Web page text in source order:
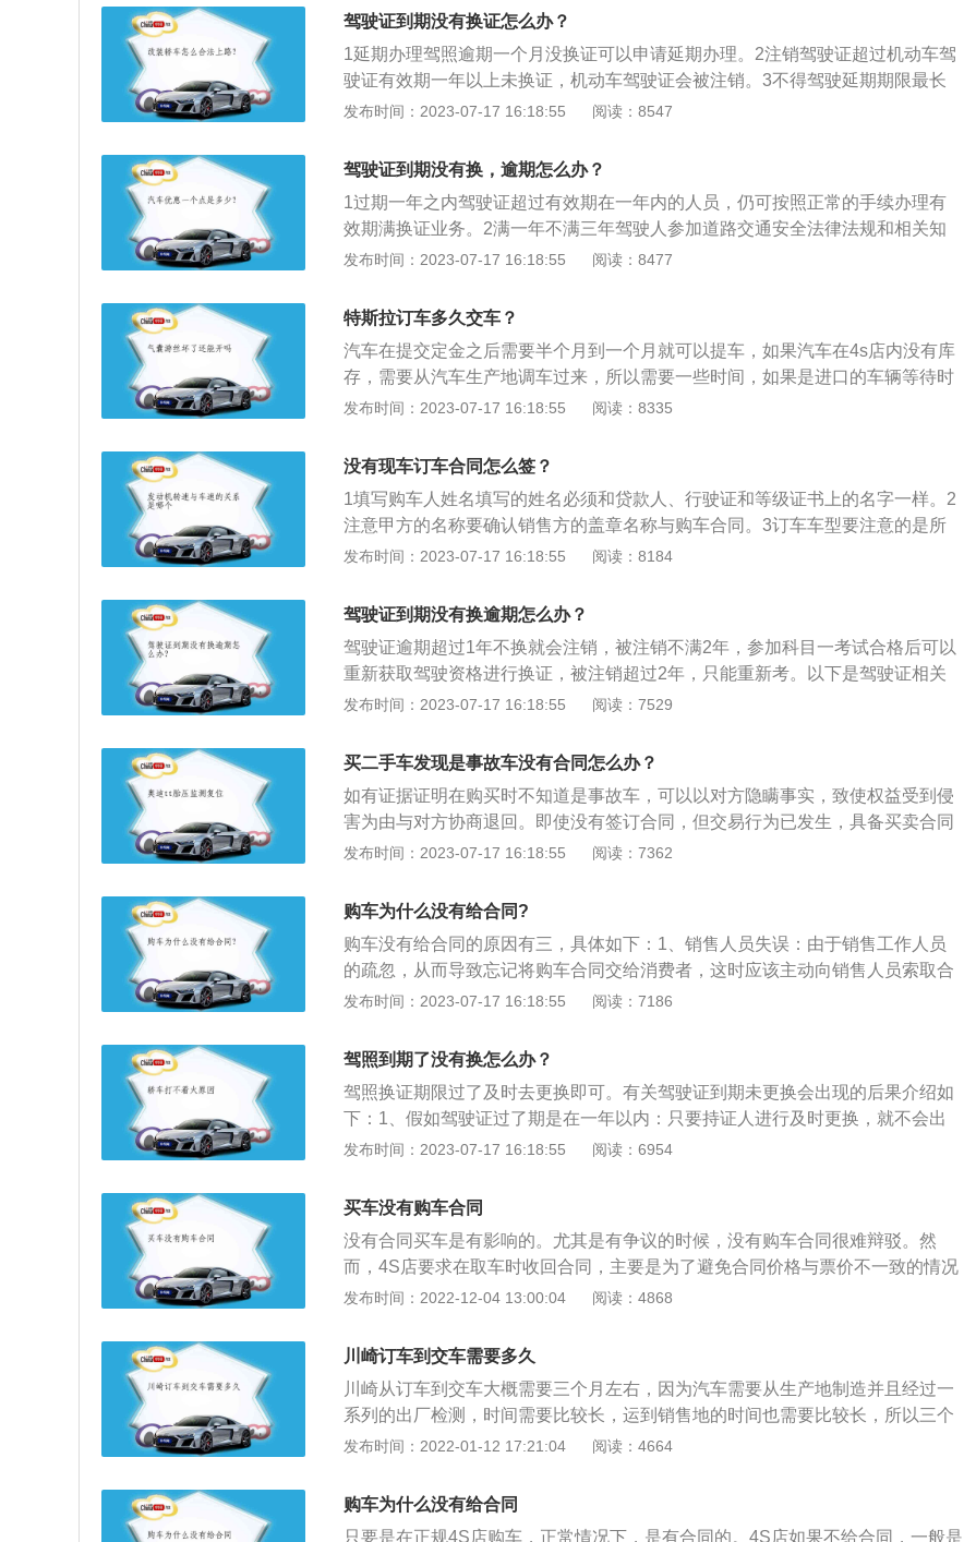
质及资料通过审核后，即可签订合同，并办理抵押登记和保险等手续，签订车辆
贷款抵押合同，银行一份，客户一份，还要签汽车销售合同，车商一份，客户一
份，银行一份，未通过审批，银行会向借款人进行说明。
驾驶证到期没有换证怎么办？
1延期办理驾照逾期一个月没换证可以申请延期办理。2注销驾驶证超过机动车驾
驶证有效期一年以上未换证，机动车驾驶证会被注销。3不得驾驶延期期限最长
不超过三年，延期期间机动车驾驶人不得驾驶机动车。
发布时间：2023-07-17 16:18:55 阅读：8547
驾驶证到期没有换，逾期怎么办？
1过期一年之内驾驶证超过有效期在一年内的人员，仍可按照正常的手续办理有
效期满换证业务。2满一年不满三年驾驶人参加道路交通安全法律法规和相关知
识考试合格后，可以恢复驾驶资格。3满三年驾驶证已被注销，需要重新报考。
发布时间：2023-07-17 16:18:55 阅读：8477
特斯拉订车多久交车？
汽车在提交定金之后需要半个月到一个月就可以提车，如果汽车在4s店内没有库
存，需要从汽车生产地调车过来，所以需要一些时间，如果是进口的车辆等待时
候更久。以下是关于特斯拉的具体介绍：历史背景：特斯拉(Tesla)，是一家美国
托（Palo-Alto），2003年7月1日，由马丁·艾伯哈德和马克·塔彭宁共同创立，创
始人将公司命名为“特斯拉汽车”，以纪念物理学家尼古拉·特斯拉。主要车型：特
斯拉车型有Roadster、ModelS、ModelX、Model3、ModelY等。
发布时间：2023-07-17 16:18:55 阅读：8335
没有现车订车合同怎么签？
1填写购车人姓名填写的姓名必须和贷款人、行驶证和等级证书上的名字一样。2
注意甲方的名称要确认销售方的盖章名称与购车合同。3订车车型要注意的是所
定车型。4确认价格一定要写最后4S店承诺的价格。5违约责任要明确购车合同中
发布时间：2023-07-17 16:18:55 阅读：8184
驾驶证到期没有换逾期怎么办？
驾驶证逾期超过1年不换就会注销，被注销不满2年，参加科目一考试合格后可以
重新获取驾驶资格进行换证，被注销超过2年，只能重新考。以下是驾驶证相关
内容的介绍：1、考取驾驶证的条件：身高符合车型要求。视力不色盲。听力正
能正常。2、证件：驾驶证超过有效期在一年内，仍可按照正常的手续办理有效
期满换证业务，即持县级或者部队团级以上医疗机构出具的身体条件证明、本人
身份证明原件及复印件、驾驶证原件、机动车驾驶证申请表、3张近期1寸白背景
免冠彩色照片，就近选择交警支队、车辆管理所分所及交管部门授权的公安医院
一站式单位办理换证业务。
发布时间：2023-07-17 16:18:55 阅读：7529
买二手车发现是事故车没有合同怎么办？
如有证据证明在购买时不知道是事故车，可以以对方隐瞒事实，致使权益受到侵
害为由与对方协商退回。即使没有签订合同，但交易行为已发生，具备买卖合同
的事实。识别事故车的招式：1、第一招：问检测中心：主流车型无论在哪个城
询到。在买进一辆二手车之前，很有必要跑一趟4S店，查询一下该车的维修保养
记录。2、第二招：查保险：国内大大小小的保险公司，都已实现了信息共享。
之前出过的事故，哪怕更换了保险公司，记录仍然存在。而且即使更换再多车
主，只要车架号不变，车辆的事故记录就一直会延续。3、第三招：看内饰：比
起外观，内饰更能反映出一辆车的新旧。例如方向盘在每天的转动中，与手掌摩
程度。另外，把车内的所有配置功能都用一遍，也能判断这辆是不是“翻新车”。
例如，如果多次开关天窗并不是很灵便，那这辆车很有可能出过翻车的大事故。
发布时间：2023-07-17 16:18:55 阅读：7362
购车为什么没有给合同?
购车没有给合同的原因有三，具体如下：1、销售人员失误：由于销售工作人员
的疏忽，从而导致忘记将购车合同交给消费者，这时应该主动向销售人员索取合
同；2、4S店收回合同：4S店在与客户签订合同时，虽然在合同内明确标明各项
问题，部分4S店会在提车之后收回购车合同；3、经销商收回合同：为了后期服
务时规避一些责任，并防止客户再次审核合同，经销商会在购车时收回合同或提
车后收回。
发布时间：2023-07-17 16:18:55 阅读：7186
驾照到期了没有换怎么办？
驾照换证期限过了及时去更换即可。有关驾驶证到期未更换会出现的后果介绍如
下：1、假如驾驶证过了期是在一年以内：只要持证人进行及时更换，就不会出
现什么异常情况。2、假如驾驶证过期时间是在一年以上、三年以内：这是驾驶
通过后才可领回驾驶证。3、驾驶证过期时间超过了三年或以上：那么驾驶证就
会被强制注销，这时候就只能再次报名驾校，重新参加考试考取驾驶证。
发布时间：2023-07-17 16:18:55 阅读：6954
买车没有购车合同
没有合同买车是有影响的。尤其是有争议的时候，没有购车合同很难辩驳。然
而，4S店要求在取车时收回合同，主要是为了避免合同价格与票价不一致的情况
泄露，给4S造成不必要的麻烦。然而，因为这种行为本身是非法的，当4S商店要
购销合同，是保证经销商和购车人双方利益的重要文件。在签订购车合同时，应
明确约定车辆品牌、车辆识别号、发动机号、车架号、车身颜色等车辆信息。同
时，应注意明确违约责任、解决办法和合同管辖权的必要性。在签订购车合同
时，要明确规定汽车的品牌、车号、发动机号、车号(车架号)等汽车应具备的要
素，尤其是车号和车号要同时书写，避免汽车经销商掉包；主要车辆配置、颜色
价(裸车价格或包车价格)、支付方式和期限。在采购合同中，应特别注意明确违
约责任，并约定结算方式和合同管辖。例如，如果经销商延迟交付车辆，应支付
发布时间：2022-12-04 13:00:04 阅读：4868
川崎订车到交车需要多久
川崎从订车到交车大概需要三个月左右，因为汽车需要从生产地制造并且经过一
系列的出厂检测，时间需要比较长，运到销售地的时间也需要比较长，所以三个
月左右的等待时间是合理的。如果想要购买汽车的顾客想要前往4s店看车，可以
驾，但需要注意的是需要携带驾照才能参与试驾。在4s店内看到自己喜欢的车型
可以进行更详细的汽车了解，包括汽车的内饰，汽车的外观，汽车的动力配置等
发布时间：2022-01-12 17:21:04 阅读：4664
购车为什么没有给合同
只要是在正规4S店购车，正常情况下，是有合同的。4S店如果不给合同，一般是